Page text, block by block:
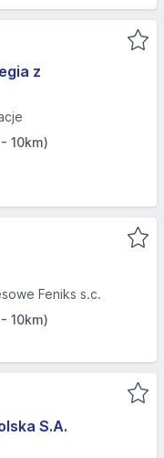
z
10km)
Feniks s.c.
10km)
S.A.